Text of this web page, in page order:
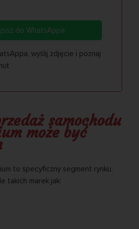
do WhatsAppa
wyślij zdjęcie i poznaj
samochodu
może być
to specyficzny segment rynku.
takich marek jak: